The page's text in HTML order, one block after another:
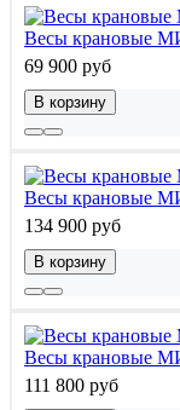
Весы крановые
69 900 руб
В корзину
Весы крановые
134 900 руб
В корзину
Весы крановые
111 800 руб